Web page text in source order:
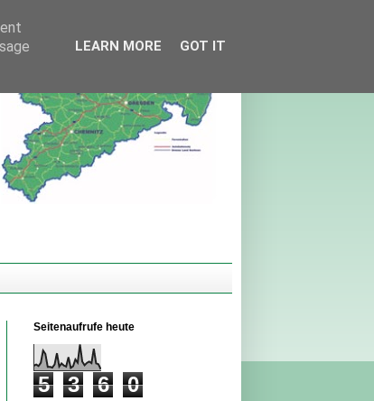
Seitenaufrufe heute
5 3 6 0
LEARN MORE GOT IT